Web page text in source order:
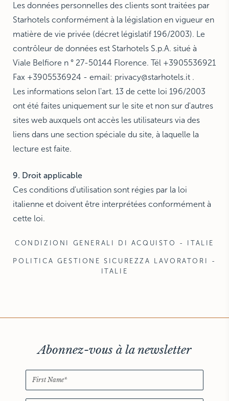
Les données personnelles des clients sont traitées par
Starhotels conformément à la législation en vigueur en
matière de vie privée (décret législatif 196/2003). Le
contrôleur de données est Starhotels S.p.A. situé à
Viale Belfiore n ° 27-50144 Florence. Tél +3905536921
Fax +3905536924 - email: privacy@starhotels.it .
Les informations selon l'art. 13 de cette loi 196/2003
ont été faites uniquement sur le site et non sur d'autres
sites web auxquels ont accès les utilisateurs via des
liens dans une section spéciale du site, à laquelle la
lecture est faite.
9. Droit applicable
Ces conditions d'utilisation sont régies par la loi
italienne et doivent être interprétées conformément à
cette loi.
CONDIZIONI GENERALI DI ACQUISTO - ITALIE
POLITICA GESTIONE SICUREZZA LAVORATORI -
ITALIE
Abonnez-vous à la newsletter